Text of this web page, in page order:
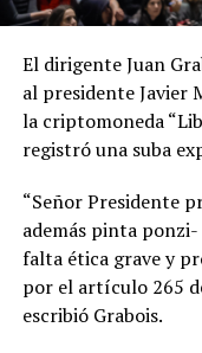
El dirigente Juan
al presidente Javier
la criptomoneda
registró una suba
“Señor Presidente
además pinta ponzi-
falta ética grave y
por el artículo 265
escribió Grabois.